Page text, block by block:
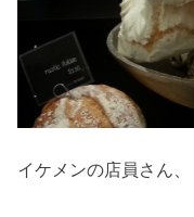
イケメンの店員さん、